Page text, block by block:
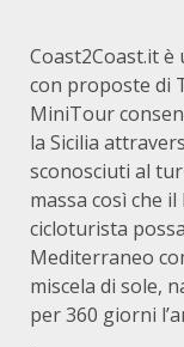
Coast2Coast.it è
con proposte di
MiniTour
la Sicilia
sconosciuti al
massa così che
cicloturista
Mediterraneo
miscela di sole,
per 360 giorni